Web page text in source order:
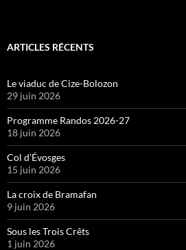
ARTICLES RÉCENTS
Le viaduc de Cize-Bolozon
29 juin 2026
Programme Randos 2026-27
18 juin 2026
Col d’Évosges
15 juin 2026
La croix de Bramafan
9 juin 2026
Sous les Trois Crêts
1 juin 2026